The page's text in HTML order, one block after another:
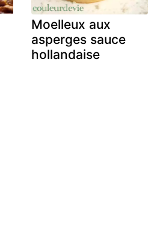
Moelleux aux
asperges sauce
hollandaise